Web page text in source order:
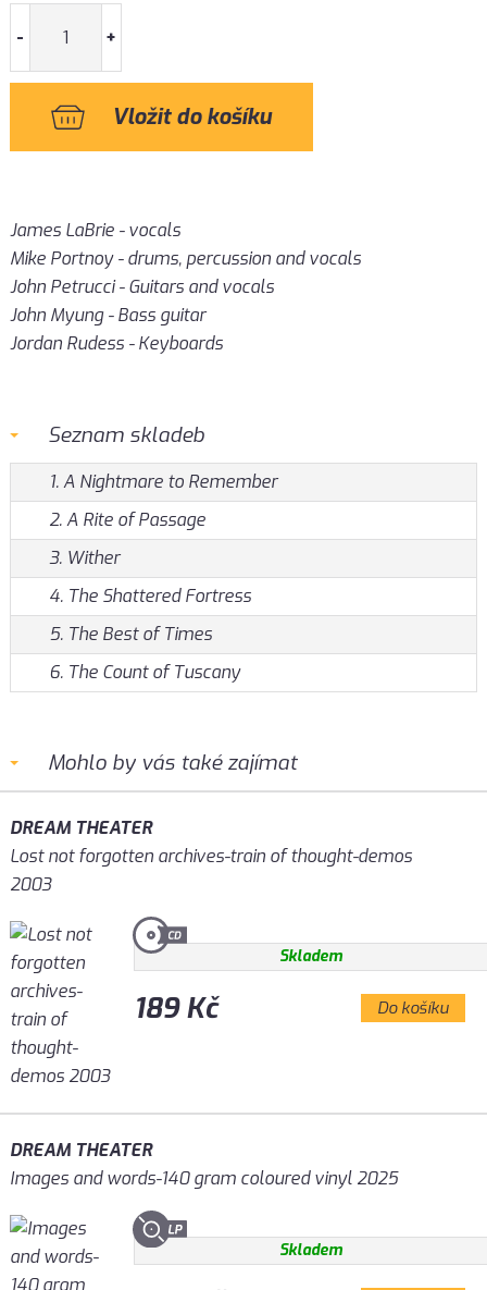
- +
James LaBrie - vocals
Mike Portnoy - drums, percussion and vocals
John Petrucci - Guitars and vocals
John Myung - Bass guitar
Jordan Rudess - Keyboards
Seznam skladeb
1. A Nightmare to Remember
2. A Rite of Passage
3. Wither
4. The Shattered Fortress
5. The Best of Times
6. The Count of Tuscany
Mohlo by vás také zajímat
DREAM THEATER
Lost not forgotten archives-train of thought-demos
2003
Skladem
189 Kč Do košíku
DREAM THEATER
Images and words-140 gram coloured vinyl 2025
Skladem